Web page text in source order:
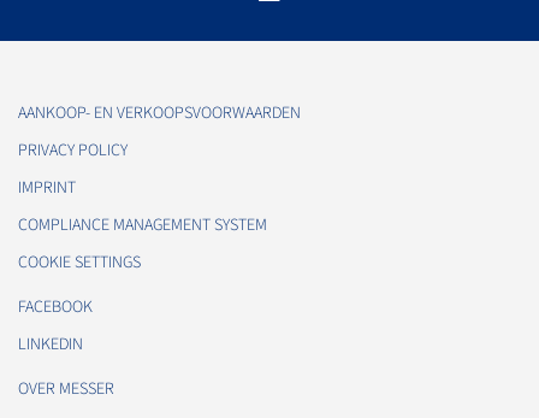
AANKOOP- EN VERKOOPSVOORWAARDEN
PRIVACY POLICY
IMPRINT
COMPLIANCE MANAGEMENT SYSTEM
COOKIE SETTINGS
FACEBOOK
LINKEDIN
OVER MESSER